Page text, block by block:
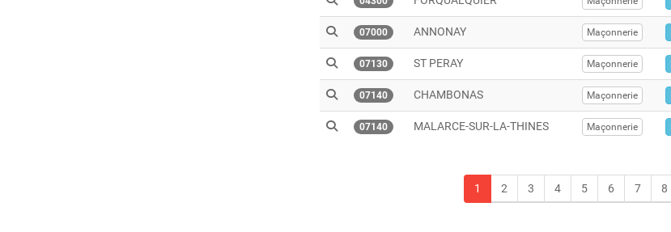
07000 ANNONAY Maçonnerie
07130 ST PERAY Maçonnerie
07140 CHAMBONAS Maçonnerie
07140 MALARCE-SUR-LA-THINES Maçonnerie
1 2 3 4 5 6 7 8